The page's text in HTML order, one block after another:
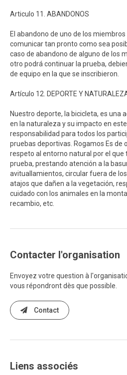
Articulo 11. ABANDONOS
El abandono de uno de los
comunicar tan pronto como sea
caso de abandono de alguno de los
otro podrá continuar la prueba,
de equipo en la que se inscribieron.
Artículo 12. DEPORTE Y
Nuestro deporte, la bicicleta, es una
en la naturaleza y su impacto en
responsabilidad para todos los
pruebas deportivas. Rogamos Es de
respeto al entorno natural por el que
prueba, prestando atención a la
avituallamientos, circular fuera de
atajos que dañen a la vegetación,
cuidado con los animales en la
recambio, etc.
Contacter l'organisation
Envoyez votre question à
vous répondront dès que possible.
Contact
Liens associés